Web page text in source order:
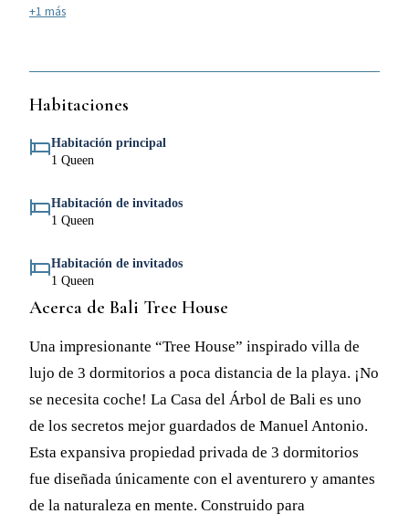
+1 más
Habitaciones
Habitación principal
1 Queen
Habitación de invitados
1 Queen
Habitación de invitados
1 Queen
Acerca de Bali Tree House
Una impresionante “Tree House” inspirado villa de
lujo de 3 dormitorios a poca distancia de la playa. ¡No
se necesita coche! La Casa del Árbol de Bali es uno
de los secretos mejor guardados de Manuel Antonio.
Esta expansiva propiedad privada de 3 dormitorios
fue diseñada únicamente con el aventurero y amantes
de la naturaleza en mente. Construido para